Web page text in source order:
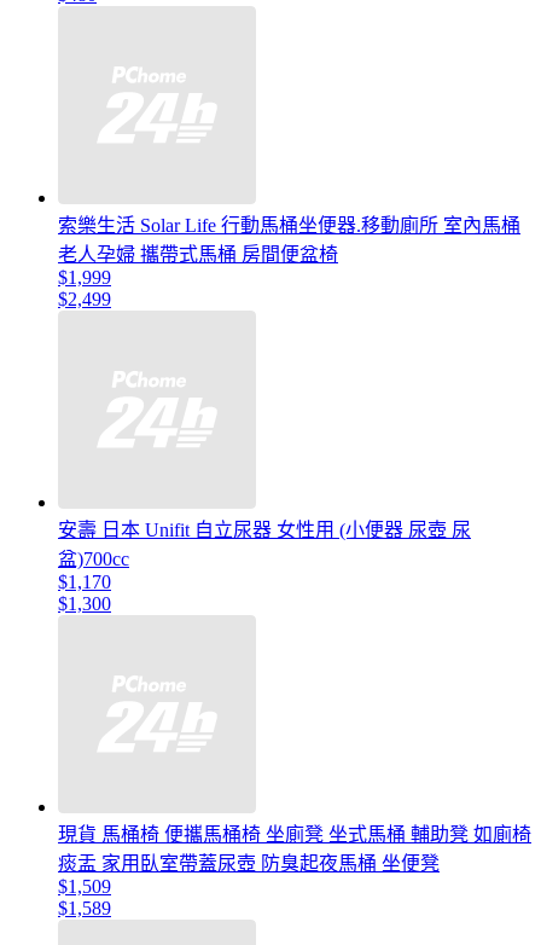
索樂生活 Solar Life 行動馬桶坐便器.移動廁所 室內馬桶
老人孕婦 攜帶式馬桶 房間便盆椅
$1,999
$2,499
安壽 日本 Unifit 自立尿器 女性用 (小便器 尿壺 尿
盆)700cc
$1,170
$1,300
現貨 馬桶椅 便攜馬桶椅 坐廁凳 坐式馬桶 輔助凳 如廁椅
痰盂 家用臥室帶蓋尿壺 防臭起夜馬桶 坐便凳
$1,509
$1,589